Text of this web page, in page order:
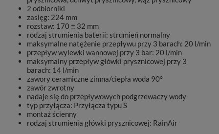
2 odbiorniki
zasięg: 224 mm
rozstaw: 170 ± 32 mm
rodzaj strumienia baterii: strumień normalny
maksymalne natężenie przepływu przy 3 barach: 20 l/min
przepływ wylewki wannowej przy 3 bar: 20 l/min
maksymalny przepływ główki prysznicowej przy 3
barach: 14 l/min
zawory ceramiczne zimna/ciepła woda 90°
zawór zwrotny
nadaje się do przepływowych podgrzewaczy wody
typ przyłącza: Przyłącza typu S
montaż ścienny
rodzaj strumienia główki prysznicowej: RainAir